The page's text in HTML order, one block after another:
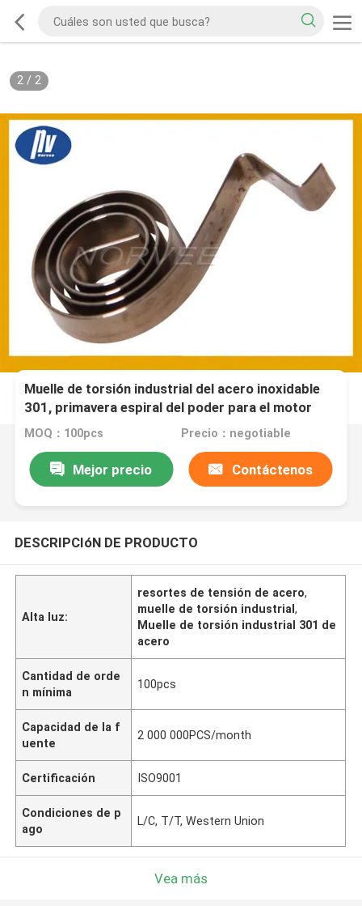
2/ 2
Muelle de torsión industrial del acero inoxidable
301, primavera espiral del poder para el motor
MOQ：100pcs Precio：negotiable
Mejor precio Contáctenos
DESCRIPCIóN DE PRODUCTO
Alta luz:
resortes de tensión de acero,
muelle de torsión industrial,
Muelle de torsión industrial 301 de
acero
Cantidad de orde
n mínima
100pcs
Capacidad de la f
uente
2 000 000PCS/month
Certificación ISO9001
Condiciones de p
ago
L/C, T/T, Western Union
Vea más